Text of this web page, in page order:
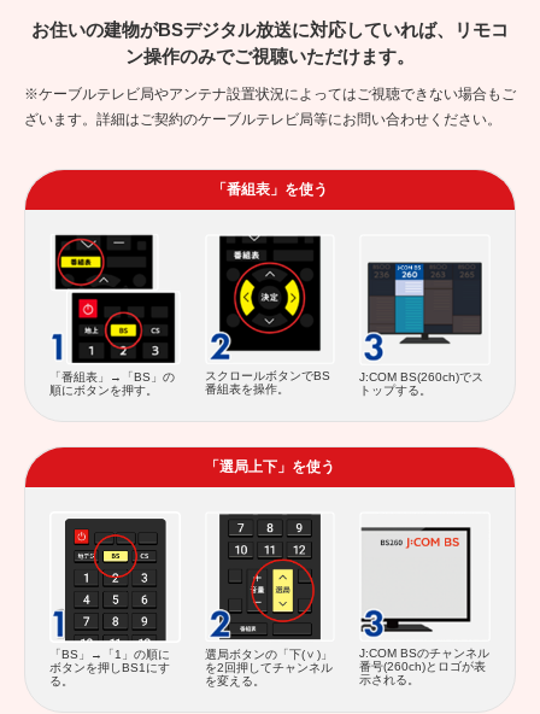
お住いの建物がBSデジタル放送に対応していれば、リモコ
ン操作のみでご視聴いただけます。
※ケーブルテレビ局やアンテナ設置状況によってはご視聴できない場合もご
ざいます。詳細はご契約のケーブルテレビ局等にお問い合わせください。
「番組表」を使う
「番組表」→「BS」の
順にボタンを押す。
スクロールボタンでBS
番組表を操作。
J:COM BS(260ch)でス
トップする。
「選局上下」を使う
「BS」→「1」の順に
ボタンを押しBS1にす
る。
選局ボタンの「下(
)」
を2回押してチャンネル
を変える。
J:COM BSのチャンネル
番号(260ch)とロゴが表
示される。